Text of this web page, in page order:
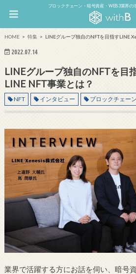
ブロックチェーン・暗号資産・WEB3業界の
HOME 特集 LINEグループ独自のNFTを目指すLINE
2022.07.14
LINEグループ独自のNFTを目
LINE NFT事業とは？
NFT インタビュー ブロックチェーン
業界で活躍する方にお話を伺い、暗号